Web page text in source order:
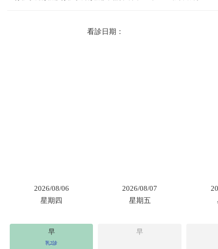
看診日期：
2026/08/06
星期四
2026/08/07
星期五
早
乳2診
早